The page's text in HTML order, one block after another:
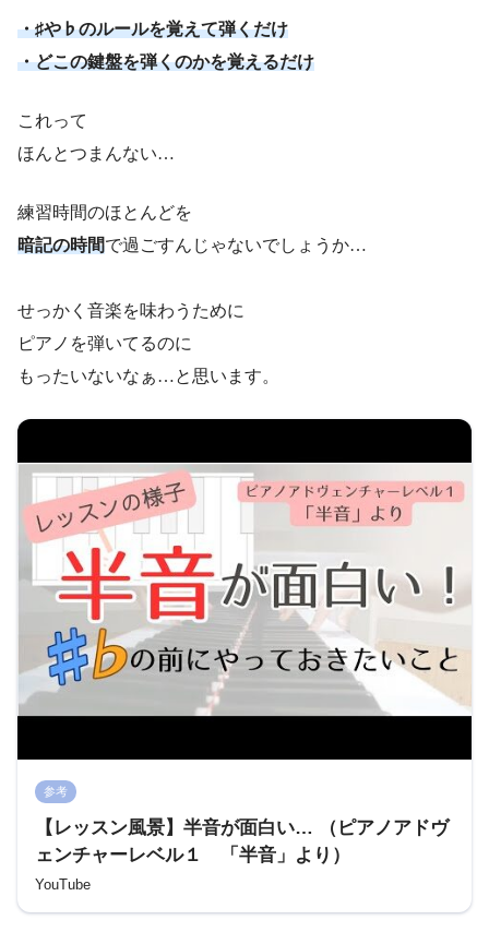
・♯や♭のルールを覚えて弾くだけ
・どこの鍵盤を弾くのかを覚えるだけ
これって
ほんとつまんない…
練習時間のほとんどを
暗記の時間で過ごすんじゃないでしょうか…
せっかく音楽を味わうために
ピアノを弾いてるのに
もったいないなぁ…と思います。
参考
【レッスン風景】半音が面白い… （ピアノアドヴ
ェンチャーレベル１ 「半音」より）
YouTube